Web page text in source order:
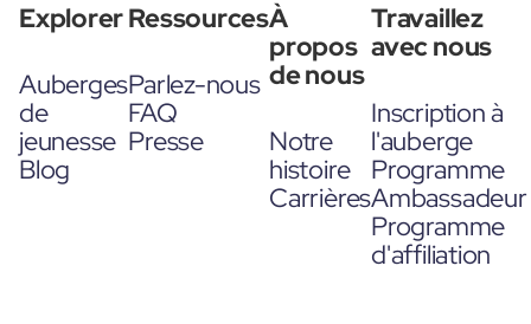
Explorer
Auberges
de
jeunesse
Blog
Ressources
Parlez-nous
FAQ
Presse
À
propos
de nous
Notre
histoire
Carrières
Travaillez
avec nous
Inscription à
l'auberge
Programme
Ambassadeur
Programme
d'affiliation